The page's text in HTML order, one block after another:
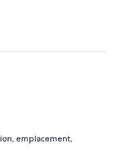
emplacement,